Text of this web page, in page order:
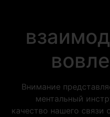
Внимание
ментальный
качество нашего